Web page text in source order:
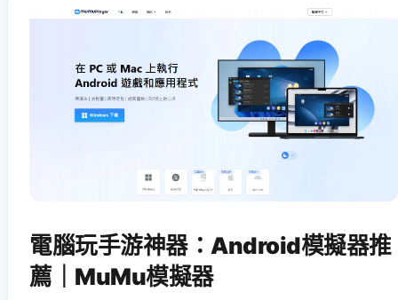
電腦玩手游神器：Android模擬器推
薦｜MuMu模擬器